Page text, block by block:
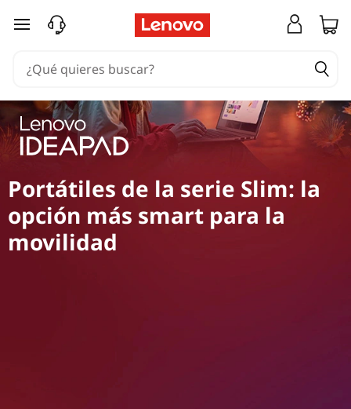
Ir al contenido principal
Portátiles de la serie Slim: la
opción más smart para la
movilidad